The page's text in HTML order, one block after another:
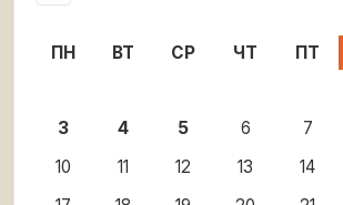
ПН ВТ СР ЧТ ПТ
3
4 5 6 7
10
11 12 13 14